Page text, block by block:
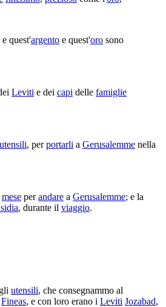
e quest'argento e quest'oro sono
Leviti e dei capi delle famiglie
utensili, perportarli a Gerusalemme nella
mese perandare a Gerusalemme; e la
, durante il viaggio.
utensili, che consegnammo al
Fineas, e con loro erano i Leviti Jozabad,